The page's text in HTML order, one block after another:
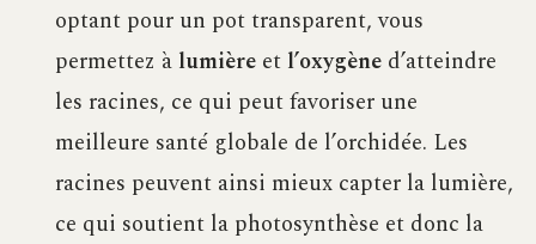
optant pour un pot transparent, vous
permettez à lumièreet l’oxygèned’atteindre
les racines, ce qui peut favoriser une
meilleure santé globale de l’orchidée. Les
racines peuvent ainsi mieux capter la lumière,
ce qui soutient la photosynthèse et donc la